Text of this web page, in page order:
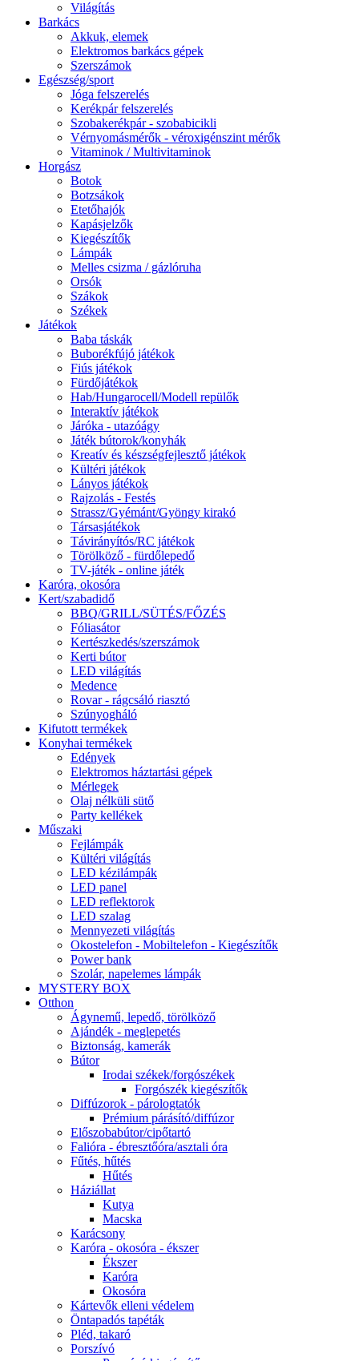
Világítás
Barkács
Akkuk, elemek
Elektromos barkács gépek
Szerszámok
Egészség/sport
Jóga felszerelés
Kerékpár felszerelés
Szobakerékpár - szobabicikli
Vérnyomásmérők - véroxigénszint mérők
Vitaminok / Multivitaminok
Horgász
Botok
Botzsákok
Etetőhajók
Kapásjelzők
Kiegészítők
Lámpák
Melles csizma / gázlóruha
Orsók
Szákok
Székek
Játékok
Baba táskák
Buborékfújó játékok
Fiús játékok
Fürdőjátékok
Hab/Hungarocell/Modell repülők
Interaktív játékok
Járóka - utazóágy
Játék bútorok/konyhák
Kreatív és készségfejlesztő játékok
Kültéri játékok
Lányos játékok
Rajzolás - Festés
Strassz/Gyémánt/Gyöngy kirakó
Társasjátékok
Távirányítós/RC játékok
Törölköző - fürdőlepedő
TV-játék - online játék
Karóra, okosóra
Kert/szabadidő
BBQ/GRILL/SÜTÉS/FŐZÉS
Fóliasátor
Kertészkedés/szerszámok
Kerti bútor
LED világítás
Medence
Rovar - rágcsáló riasztó
Szúnyogháló
Kifutott termékek
Konyhai termékek
Edények
Elektromos háztartási gépek
Mérlegek
Olaj nélküli sütő
Party kellékek
Műszaki
Fejlámpák
Kültéri világítás
LED kézilámpák
LED panel
LED reflektorok
LED szalag
Mennyezeti világítás
Okostelefon - Mobiltelefon - Kiegészítők
Power bank
Szolár, napelemes lámpák
MYSTERY BOX
Otthon
Ágynemű, lepedő, törölköző
Ajándék - meglepetés
Biztonság, kamerák
Bútor
Irodai székek/forgószékek
Forgószék kiegészítők
Diffúzorok - párologtatók
Prémium párásító/diffúzor
Előszobabútor/cipőtartó
Falióra - ébresztőóra/asztali óra
Fűtés, hűtés
Hűtés
Háziállat
Kutya
Macska
Karácsony
Karóra - okosóra - ékszer
Ékszer
Karóra
Okosóra
Kártevők elleni védelem
Öntapadós tapéták
Pléd, takaró
Porszívó